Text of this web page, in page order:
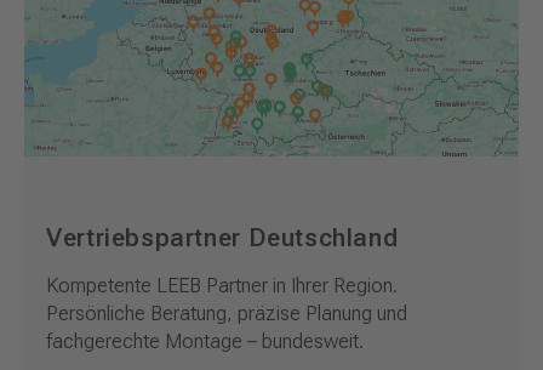
Vertriebspartner Deutschland
Kompetente LEEB Partner in Ihrer Region.
Persönliche Beratung, präzise Planung und
fachgerechte Montage – bundesweit.